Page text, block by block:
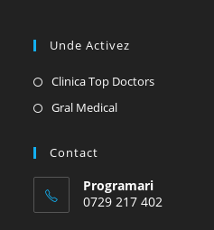
Unde Activez
Clinica Top DoctorsOpens
Gral MedicalOpens
tab
Contact
Programari
0729 217 402